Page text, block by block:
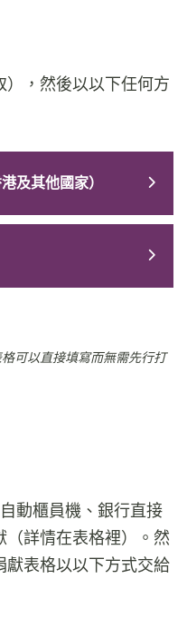
，然後以以下任何方
及其他國家）
格可以直接填寫而無需先行打
動櫃員機、銀行直接
詳情在表格裡）。然
表格以以下方式交給